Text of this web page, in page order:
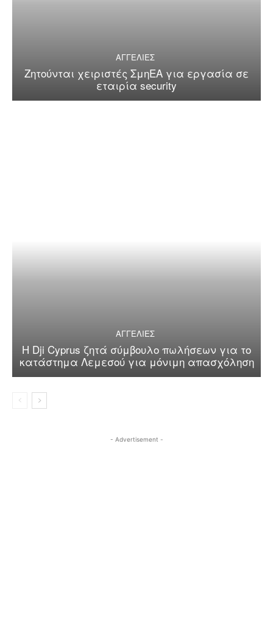
ΑΓΓΕΛΙΕΣ
Ζητούνται χειριστές ΣμηΕΑ για εργασία σε
εταιρία security
ΑΓΓΕΛΙΕΣ
Η Dji Cyprus ζητά σύμβουλο πωλήσεων για το
κατάστημα Λεμεσού για μόνιμη απασχόληση
- Advertisement -